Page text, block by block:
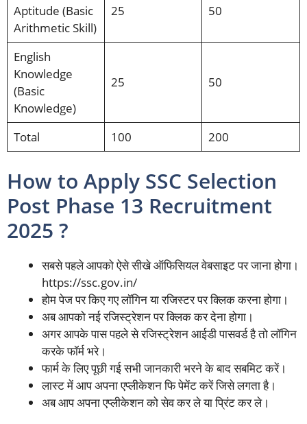
Aptitude (Basic
Arithmetic Skill)
25 50
English
Knowledge
(Basic
Knowledge)
25 50
Total 100 200
How to Apply SSC Selection
Post Phase 13 Recruitment
2025 ?
सबसे पहले आपको ऐसे सीखे ऑफिसियल वेबसाइट पर जाना होगा।
https://ssc.gov.in/
होम पेज पर किए गए लॉगिन या रजिस्टर परक्लिक करना होगा।
अब आपको नई रजिस्ट्रेशन पर क्लिक कर देना होगा।
अगर आपके पास पहले से रजिस्ट्रेशन आईडी पासवर्ड है तो लॉगिन
करके फॉर्म भरे।
फार्म के लिए पूछी गई सभी जानकारी भरने के बाद सबमिट करें।
लास्ट में आप अपना एप्लीकेशन फि पेमेंट करें जिसे लगता है।
अब आप अपना एप्लीकेशन को सेव कर ले या प्रिंट कर ले।